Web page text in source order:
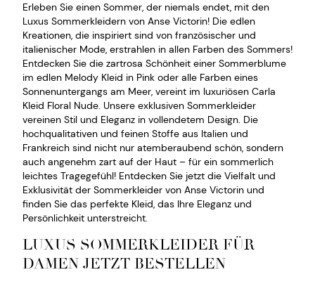
Erleben Sie einen Sommer, der niemals endet, mit den
Luxus Sommerkleidern von Anse Victorin! Die edlen
Kreationen, die inspiriert sind von französischer und
italienischer Mode, erstrahlen in allen Farben des Sommers!
Entdecken Sie die zartrosa Schönheit einer Sommerblume
im edlen Melody Kleid in Pink oder alle Farben eines
Sonnenuntergangs am Meer, vereint im luxuriösen Carla
Kleid Floral Nude. Unsere exklusiven Sommerkleider
vereinen Stil und Eleganz in vollendetem Design. Die
hochqualitativen und feinen Stoffe aus Italien und
Frankreich sind nicht nur atemberaubend schön, sondern
auch angenehm zart auf der Haut – für ein sommerlich
leichtes Tragegefühl! Entdecken Sie jetzt die Vielfalt und
Exklusivität der Sommerkleider von Anse Victorin und
finden Sie das perfekte Kleid, das Ihre Eleganz und
Persönlichkeit unterstreicht.
LUXUS SOMMERKLEIDER FÜR
DAMEN JETZT BESTELLEN